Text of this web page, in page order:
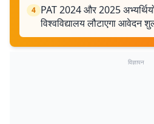
4 PAT 2024 और 2025
विश्वविद्यालय लौटाएगा आवेदन
विज्ञापन